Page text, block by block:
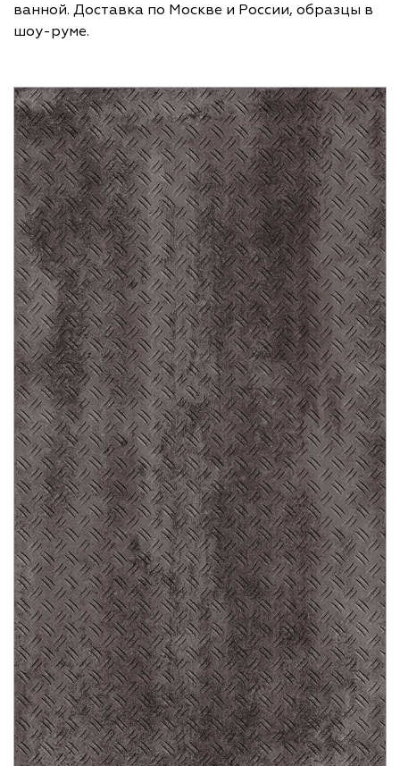
ванной. Доставка по Москве и России, образцы в
шоу-руме.